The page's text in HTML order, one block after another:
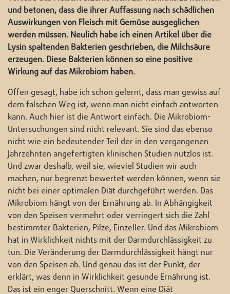
und betonen, dass die ihrer Auffassung nach schädlichen
Auswirkungen von Fleisch mit Gemüse ausgeglichen
werden müssen. Neulich habe ich einen Artikel über die
Lysin spaltenden Bakterien geschrieben, die Milchsäure
erzeugen. Diese Bakterien können so eine positive
Wirkung auf das Mikrobiom haben.
Offen gesagt, habe ich schon gelernt, dass man gewiss auf
dem falschen Weg ist, wenn man nicht einfach antworten
kann. Auch hier ist die Antwort einfach. Die Mikrobiom-
Untersuchungen sind nicht relevant. Sie sind das ebenso
nicht wie ein bedeutender Teil der in den vergangenen
Jahrzehnten angefertigten klinischen Studien nutzlos ist.
Und zwar deshalb, weil sie, wieviel Studien wir auch
machen, nur begrenzt bewertet werden können, wenn sie
nicht bei einer optimalen Diät durchgeführt werden. Das
Mikrobiom hängt von der Ernährung ab. In Abhängigkeit
von den Speisen vermehrt oder verringert sich die Zahl
bestimmter Bakterien, Pilze, Einzeller. Und das Mikrobiom
hat in Wirklichkeit nichts mit der Darmdurchlässigkeit zu
tun. Die Veränderung der Darmdurchlässigkeit hängt nur
von den Speisen ab. Und genau das ist der Punkt, der
erklärt, was denn in Wirklichkeit gesunde Ernährung ist.
Das ist ein enger Querschnitt. Wenn eine Diät